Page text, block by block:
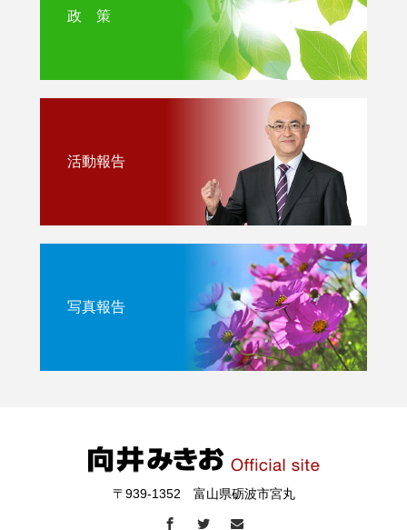
政 策
活動報告
写真報告
〒939-1352 富山県砺波市宮丸